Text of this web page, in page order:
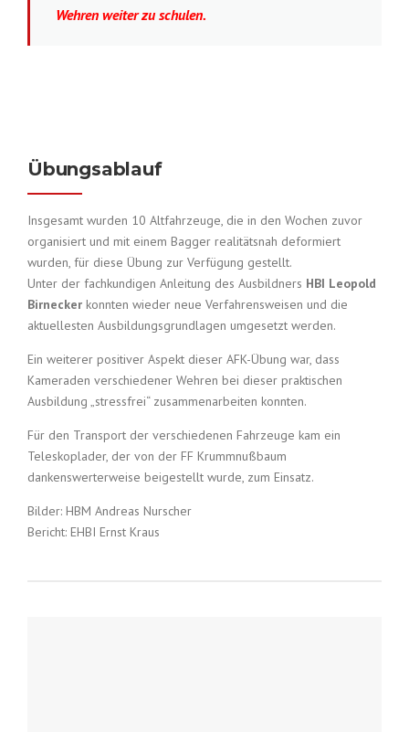
Wehren weiter zu schulen.
Übungsablauf
Insgesamt wurden 10 Altfahrzeuge, die in den Wochen zuvor
organisiert und mit einem Bagger realitätsnah deformiert
wurden, für diese Übung zur Verfügung gestellt.
Unter der fachkundigen Anleitung des Ausbildners HBI Leopold
Birnecker konnten wieder neue Verfahrensweisen und die
aktuellesten Ausbildungsgrundlagen umgesetzt werden.
Ein weiterer positiver Aspekt dieser AFK-Übung war, dass
Kameraden verschiedener Wehren bei dieser praktischen
Ausbildung „stressfrei“ zusammenarbeiten konnten.
Für den Transport der verschiedenen Fahrzeuge kam ein
Teleskoplader, der von der FF Krummnußbaum
dankenswerterweise beigestellt wurde, zum Einsatz.
Bilder: HBM Andreas Nurscher
Bericht: EHBI Ernst Kraus